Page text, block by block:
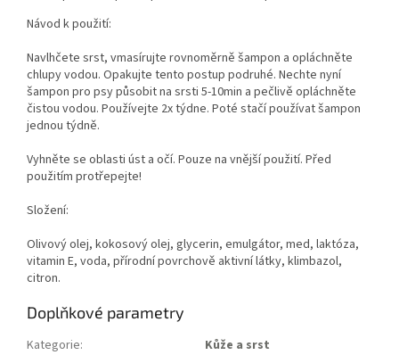
Návod k použití:
Navlhčete srst, vmasírujte rovnoměrně šampon a opláchněte
chlupy vodou. Opakujte tento postup podruhé. Nechte nyní
šampon pro psy působit na srsti 5-10min a pečlivě opláchněte
čistou vodou. Používejte 2x týdne. Poté stačí používat šampon
jednou týdně.
Vyhněte se oblasti úst a očí. Pouze na vnější použití. Před
použitím protřepejte!
Složení:
Olivový olej, kokosový olej, glycerin, emulgátor, med, laktóza,
vitamin E, voda, přírodní povrchově aktivní látky, klimbazol,
citron.
Doplňkové parametry
Kategorie:
Kůže a srst